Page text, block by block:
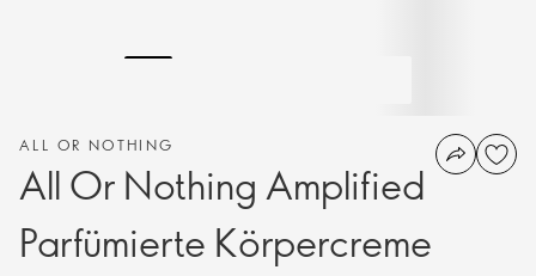
ALL OR NOTHING
All Or Nothing Amplified
Parfümierte Körpercreme